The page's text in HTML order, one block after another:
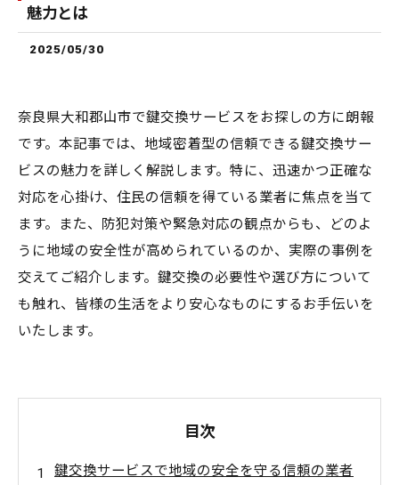
魅力とは
2025/05/30
奈良県大和郡山市で鍵交換サービスをお探しの方に朗報
です。本記事では、地域密着型の信頼できる鍵交換サー
ビスの魅力を詳しく解説します。特に、迅速かつ正確な
対応を心掛け、住民の信頼を得ている業者に焦点を当て
ます。また、防犯対策や緊急対応の観点からも、どのよ
うに地域の安全性が高められているのか、実際の事例を
交えてご紹介します。鍵交換の必要性や選び方について
も触れ、皆様の生活をより安心なものにするお手伝いを
いたします。
目次
鍵交換サービスで地域の安全を守る信頼の業者